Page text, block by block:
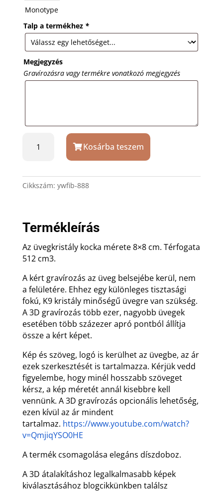
Monotype
Talp a termékhez *
Megjegyzés
Gravírozásra vagy termékre vonatkozó megjegyzés
kocka
valódi
mennyiség
Kosárba teszem
Cikkszám: ywfib-888
Termékleírás
Az üvegkristály kocka mérete 8×8 cm. Térfogata
512 cm3.
A kért gravírozás az üveg belsejébe kerül, nem
a felületére. Ehhez egy különleges tisztasági
fokú, K9 kristály minőségű üvegre van szükség.
A 3D gravírozás több ezer, nagyobb üvegek
esetében több százezer apró pontból állítja
össze a kért képet.
Kép és szöveg, logó is kerülhet az üvegbe, az ár
ezek szerkesztését is tartalmazza. Kérjük vedd
figyelembe, hogy minél hosszabb szöveget
kérsz, a kép méretét annál kisebbre kell
vennünk. A 3D gravírozás opcionális lehetőség,
ezen kívül az ár mindent
tartalmaz. https://www.youtube.com/watch?
v=QmjiqYSO0HE
A termék csomagolása elegáns díszdoboz.
A 3D átalakításhoz legalkalmasabb képek
kiválasztásához blogcikkünkben találsz